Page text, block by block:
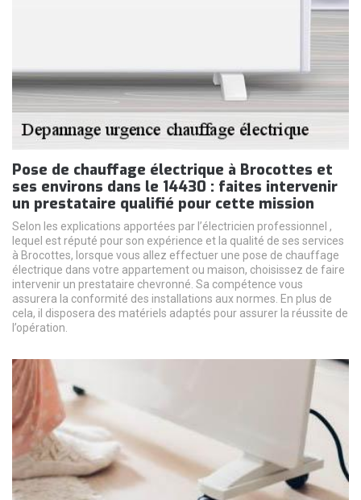
Pose de chauffage électrique à Brocottes et
ses environs dans le 14430 : faites intervenir
un prestataire qualifié pour cette mission
Selon les explications apportées par l’électricien professionnel ,
lequel est réputé pour son expérience et la qualité de ses services
à Brocottes, lorsque vous allez effectuer une pose de chauffage
électrique dans votre appartement ou maison, choisissez de faire
intervenir un prestataire chevronné. Sa compétence vous
assurera la conformité des installations aux normes. En plus de
cela, il disposera des matériels adaptés pour assurer la réussite de
l’opération.